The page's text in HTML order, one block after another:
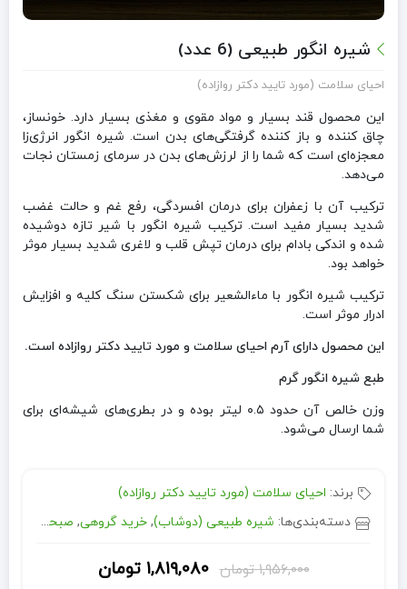
شیره انگور طبیعی (6 عدد)
احیای سلامت (مورد تایید دکتر روازاده)
این محصول قند بسیار و مواد مقوی و مغذی بسیار دارد. خونساز،
چاق کننده و باز کننده گرفتگی‌های بدن است. شیره انگور انرژی‌زا
معجزه‌ای است که شما را از لرزش‌های بدن در سرمای زمستان نجات
می‌دهد.
ترکیب آن با زعفران برای درمان افسردگی، رفع غم و حالت غضب
شدید بسیار مفید است. ترکیب شیره انگور با شیر تازه دوشیده
شده و اندکی بادام برای درمان تپش قلب و لاغری شدید بسیار موثر
خواهد بود.
ترکیب شیره انگور با ماءالشعیر برای شکستن سنگ کلیه و افزایش
ادرار موثر است.
این محصول دارای آرم احیای سلامت و مورد تایید دکتر روازاده است.
طبع شیره انگور گرم
وزن خالص آن حدود ٠.۵ لیتر بوده و در بطری‌های شیشه‌ای برای
شما ارسال می‌شود.
برند: احیای سلامت (مورد تایید دکتر روازاده)
دسته‌بندی‌ها: شیره طبیعی (دوشاب), خرید گروهی, صبحانه و چاشت
۱,۹۵۶,۰۰۰ تومان ۱,۸۱۹,۰۸۰ تومان